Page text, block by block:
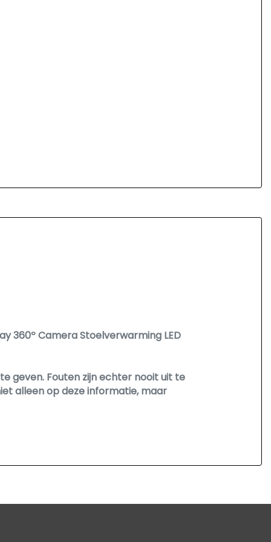
360º Camera Stoelverwarming LED
geven. Fouten zijn echter nooit uit te
alleen op deze informatie, maar